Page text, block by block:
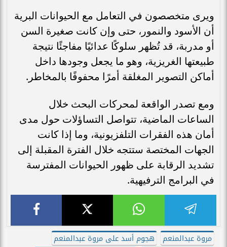
ويرى متخصصون في التعامل مع الحيوانات البرية
أن الأسود والنمور، حتى وإن كانت صغيرة السن
أو مدربة، قد تُظهر سلوكًا عدائيًا مفاجئًا نتيجة
طبيعتها الغريزية، وهو ما يجعل وجودها داخل
أماكن التصوير المغلقة أمرًا محفوفًا بالمخاطر.
ومع تصدر الواقعة لمحركات البحث خلال
الساعات الماضية، تتواصل التساؤلات حول مدى
أمان هذه الفقرات التلفزيونية، وما إذا كانت
الجهات المختصة ستتجه خلال الفترة المقبلة إلى
تشديد الرقابة على ظهور الحيوانات المفترسة
في البرامج الترفيهية.
مروة عبدالمنعم
هجوم أسد على مروة عبدالمنعم